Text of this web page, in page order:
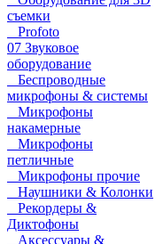
съемки
Profoto
07 Звуковое
оборудование
Беспроводные
микрофоны & системы
Микрофоны
накамерные
Микрофоны
петличные
Микрофоны прочие
Наушники & Колонки
Рекордеры &
Диктофоны
Аксессуары &